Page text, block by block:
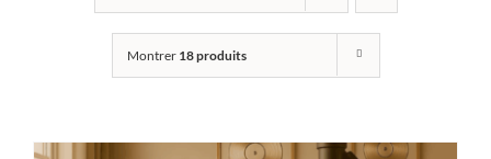
Montrer 18 produits